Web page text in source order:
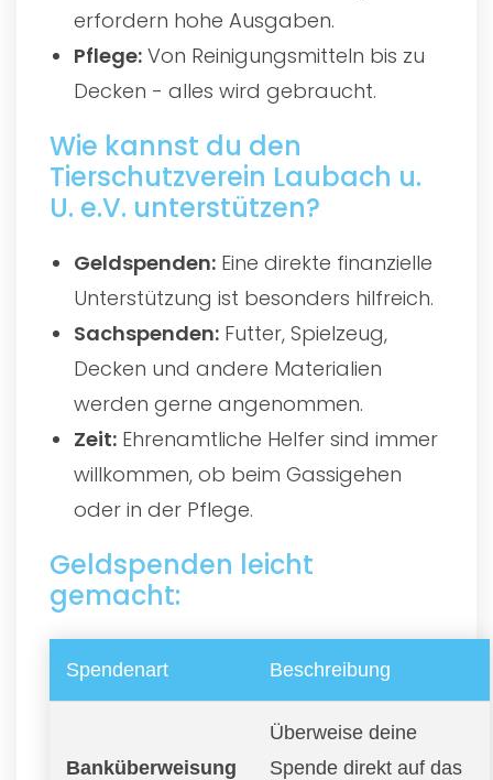
erfordern hohe Ausgaben.
Pflege: Von Reinigungsmitteln bis zu
Decken - alles wird gebraucht.
Wie kannst du den
Tierschutzverein Laubach u.
U. e.V. unterstützen?
Geldspenden: Eine direkte finanzielle
Unterstützung ist besonders hilfreich.
Sachspenden: Futter, Spielzeug,
Decken und andere Materialien
werden gerne angenommen.
Zeit: Ehrenamtliche Helfer sind immer
willkommen, ob beim Gassigehen
oder in der Pflege.
Geldspenden leicht
gemacht:
Spendenart Beschreibung
Banküberweisung
Überweise deine
Spende direkt auf das